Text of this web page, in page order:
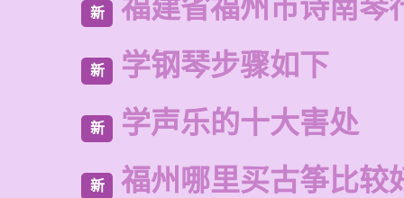
新 福建省福州市诗南琴
新 学钢琴步骤如下
新 学声乐的十大害处
新 福州哪里买古筝比较